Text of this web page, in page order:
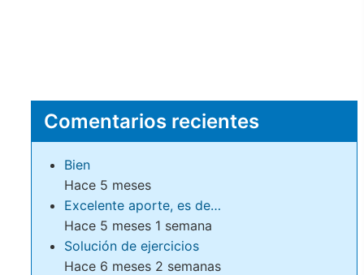
Comentarios recientes
Bien
Hace 5 meses
Excelente aporte, es de…
Hace 5 meses 1 semana
Solución de ejercicios
Hace 6 meses 2 semanas